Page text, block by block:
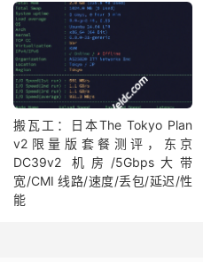
搬瓦工：日本The Tokyo Plan
v2限量版套餐测评，东京
DC39v2 机房/5Gbps大带
宽/CMI 线路/速度/丢包/延迟/性
能